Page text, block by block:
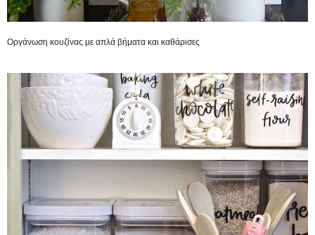
Οργάνωση κουζίνας με απλά βήματα και καθάρισες